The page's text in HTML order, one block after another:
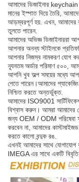
আমাদের ডিজাইনার keychain
মানের ইস্পাত দিয়ে তৈরি,
আড়ম্বরপূর্ণ হয়. এখন, আমাদের
তুলতে পারেন.
আমাদের অভিজ্ঞ ডিজাইনাররা
আপনার অনন্য স্টাইলকে
আপনার নিজস্ব নামকরণ যোগ
ন্যূনতম অর্ডার পরিমাণ ৫০০,
আপনি খুব অল্প সময়ের মধ্যে
পেতে পারেন।আমাদের
নিশ্চিত করতে অন্তর্ভুক্ত.
আমাদের ISO9001
বিশ্বাস করুন। আমরা আমাদের
জন্য OEM / ODM পরিষেবা
করবেন না, আমাদের
করতে কালো বন্দুক রঙ.
এখনই আমাদের সাথে
IMEGA এর সাথে একটি